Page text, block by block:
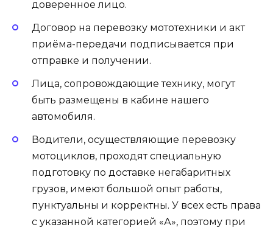
доверенное лицо.
Договор на перевозку мототехники и акт
приёма-передачи подписывается при
отправке и получении.
Лица, сопровождающие технику, могут
быть размещены в кабине нашего
автомобиля.
Водители, осуществляющие перевозку
мотоциклов, проходят специальную
подготовку по доставке негабаритных
грузов, имеют большой опыт работы,
пунктуальны и корректны. У всех есть права
с указанной категорией «А», поэтому при